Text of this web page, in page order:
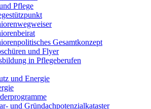
Pflege
Gesamtkonzept
und Flyer
in Pflegeberufen
und Energie
und Gründachpotenzialkataster